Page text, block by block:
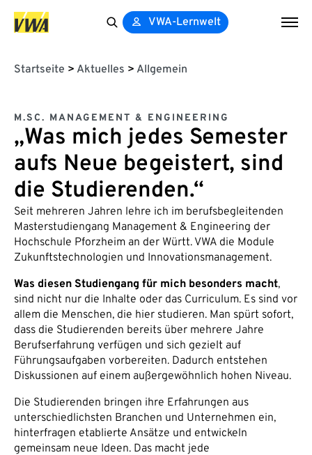
VWA-Lernwelt
Startseite > Aktuelles > Allgemein
M.SC. MANAGEMENT & ENGINEERING
„Was mich jedes Semester
aufs Neue begeistert, sind
die Studierenden.“
Seit mehreren Jahren lehre ich im berufsbegleitenden
Masterstudiengang Management & Engineering der
Hochschule Pforzheim an der Württ. VWA die Module
Zukunftstechnologien und Innovationsmanagement.
Was diesen Studiengang für mich besonders macht,
sind nicht nur die Inhalte oder das Curriculum. Es sind vor
allem die Menschen, die hier studieren. Man spürt sofort,
dass die Studierenden bereits über mehrere Jahre
Berufserfahrung verfügen und sich gezielt auf
Führungsaufgaben vorbereiten. Dadurch entstehen
Diskussionen auf einem außergewöhnlich hohen Niveau.
Die Studierenden bringen ihre Erfahrungen aus
unterschiedlichsten Branchen und Unternehmen ein,
hinterfragen etablierte Ansätze und entwickeln
gemeinsam neue Ideen. Das macht jede